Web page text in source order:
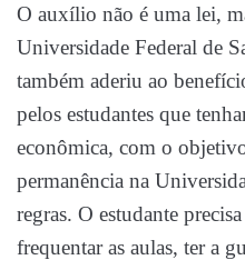
O auxílio não é uma lei,
Universidade Federal de
também aderiu ao
pelos estudantes que
econômica, com o
permanência na
regras. O estudante
frequentar as aulas, ter a